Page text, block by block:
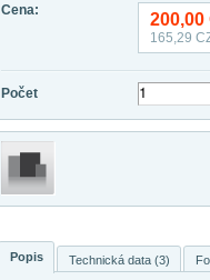
Cena:
200,00
165,29
Počet
Popis Technická data (3)